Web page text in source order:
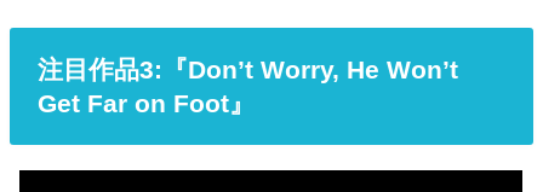
注目作品3:『Don’t Worry, He Won’t
Get Far on Foot』